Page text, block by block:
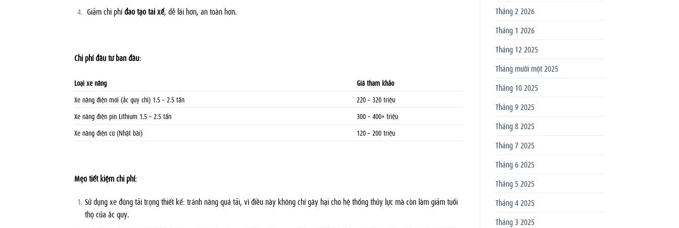
Giảm chi phíđào tạo tài xế, dễ lái hơn, an toàn hơn.
Chi phí đầu tư ban đầu:
Loại xe nâng
Giá tham khảo
Xe nâng điện mới (ắc quy chì) 1.5 – 2.5 tấn
220 – 320 triệu
Xe nâng điện pin Lithium 1.5 – 2.5 tấn
300 – 400+ triệu
Xe nâng điện cũ (Nhật bãi)
120 – 200 triệu
Mẹo tiết kiệm chi phí:
Sử dụng xe đúng tải trọng thiết kế: tránh nâng quá tải, vì điều này không chỉ gây hại cho hệ thống thủy lực mà còn làm giảm tuổi
thọ của ắc quy.
Tháng 2 2026
Tháng 1 2026
Tháng 12 2025
Tháng mười một 2025
Tháng 10 2025
Tháng 9 2025
Tháng 8 2025
Tháng 7 2025
Tháng 6 2025
Tháng 5 2025
Tháng 4 2025
Tháng 3 2025